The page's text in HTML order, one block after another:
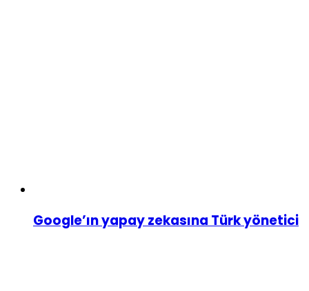
Google’ın yapay zekasına Türk yönetici